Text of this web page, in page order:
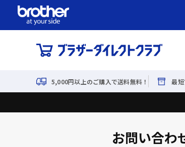
5,000円以上のご購入で送料無料！ 最短
お問い合わ